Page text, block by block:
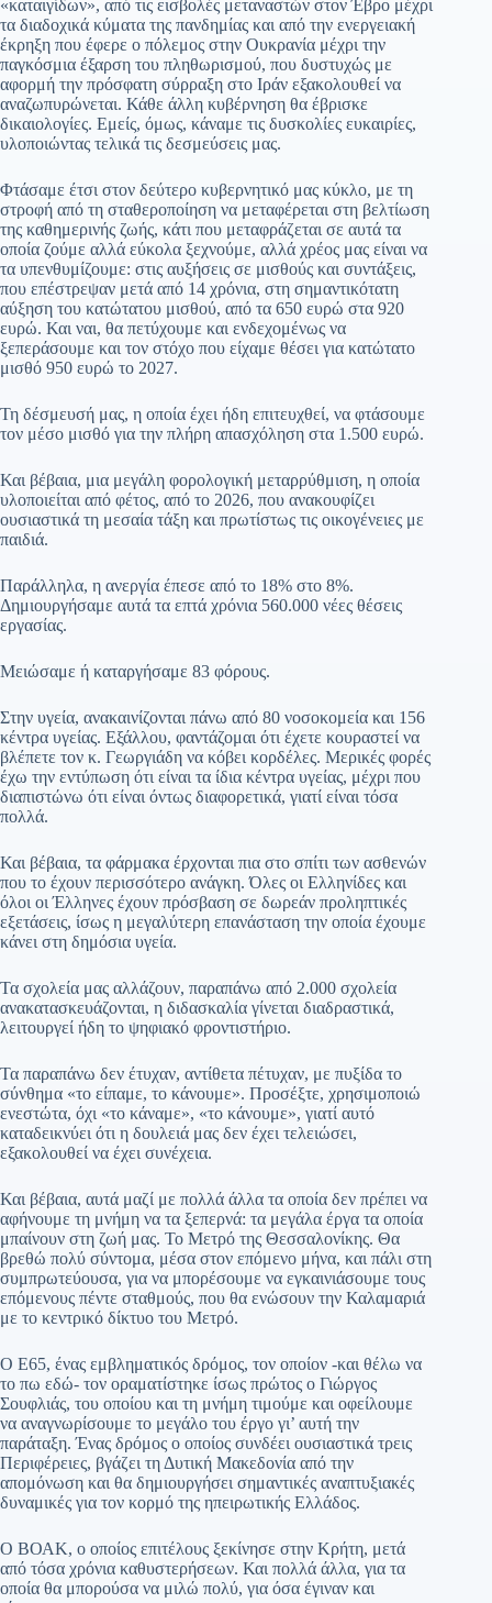
«καταιγίδων», από τις εισβολές μεταναστών στον Έβρο μέχρι
τα διαδοχικά κύματα της πανδημίας και από την ενεργειακή
έκρηξη που έφερε ο πόλεμος στην Ουκρανία μέχρι την
παγκόσμια έξαρση του πληθωρισμού, που δυστυχώς με
αφορμή την πρόσφατη σύρραξη στο Ιράν εξακολουθεί να
αναζωπυρώνεται. Κάθε άλλη κυβέρνηση θα έβρισκε
δικαιολογίες. Εμείς, όμως, κάναμε τις δυσκολίες ευκαιρίες,
υλοποιώντας τελικά τις δεσμεύσεις μας.
Φτάσαμε έτσι στον δεύτερο κυβερνητικό μας κύκλο, με τη
στροφή από τη σταθεροποίηση να μεταφέρεται στη βελτίωση
της καθημερινής ζωής, κάτι που μεταφράζεται σε αυτά τα
οποία ζούμε αλλά εύκολα ξεχνούμε, αλλά χρέος μας είναι να
τα υπενθυμίζουμε: στις αυξήσεις σε μισθούς και συντάξεις,
που επέστρεψαν μετά από 14 χρόνια, στη σημαντικότατη
αύξηση του κατώτατου μισθού, από τα 650 ευρώ στα 920
ευρώ. Και ναι, θα πετύχουμε και ενδεχομένως να
ξεπεράσουμε και τον στόχο που είχαμε θέσει για κατώτατο
μισθό 950 ευρώ το 2027.
Τη δέσμευσή μας, η οποία έχει ήδη επιτευχθεί, να φτάσουμε
τον μέσο μισθό για την πλήρη απασχόληση στα 1.500 ευρώ.
Και βέβαια, μια μεγάλη φορολογική μεταρρύθμιση, η οποία
υλοποιείται από φέτος, από το 2026, που ανακουφίζει
ουσιαστικά τη μεσαία τάξη και πρωτίστως τις οικογένειες με
παιδιά.
Παράλληλα, η ανεργία έπεσε από το 18% στο 8%.
Δημιουργήσαμε αυτά τα επτά χρόνια 560.000 νέες θέσεις
εργασίας.
Μειώσαμε ή καταργήσαμε 83 φόρους.
Στην υγεία, ανακαινίζονται πάνω από 80 νοσοκομεία και 156
κέντρα υγείας. Εξάλλου, φαντάζομαι ότι έχετε κουραστεί να
βλέπετε τον κ. Γεωργιάδη να κόβει κορδέλες. Μερικές φορές
έχω την εντύπωση ότι είναι τα ίδια κέντρα υγείας, μέχρι που
διαπιστώνω ότι είναι όντως διαφορετικά, γιατί είναι τόσα
πολλά.
Και βέβαια, τα φάρμακα έρχονται πια στο σπίτι των ασθενών
που το έχουν περισσότερο ανάγκη. Όλες οι Ελληνίδες και
όλοι οι Έλληνες έχουν πρόσβαση σε δωρεάν προληπτικές
εξετάσεις, ίσως η μεγαλύτερη επανάσταση την οποία έχουμε
κάνει στη δημόσια υγεία.
Τα σχολεία μας αλλάζουν, παραπάνω από 2.000 σχολεία
ανακατασκευάζονται, η διδασκαλία γίνεται διαδραστικά,
λειτουργεί ήδη το ψηφιακό φροντιστήριο.
Τα παραπάνω δεν έτυχαν, αντίθετα πέτυχαν, με πυξίδα το
σύνθημα «το είπαμε, το κάνουμε». Προσέξτε, χρησιμοποιώ
ενεστώτα, όχι «το κάναμε», «το κάνουμε», γιατί αυτό
καταδεικνύει ότι η δουλειά μας δεν έχει τελειώσει,
εξακολουθεί να έχει συνέχεια.
Και βέβαια, αυτά μαζί με πολλά άλλα τα οποία δεν πρέπει να
αφήνουμε τη μνήμη να τα ξεπερνά: τα μεγάλα έργα τα οποία
μπαίνουν στη ζωή μας. Το Μετρό της Θεσσαλονίκης. Θα
βρεθώ πολύ σύντομα, μέσα στον επόμενο μήνα, και πάλι στη
συμπρωτεύουσα, για να μπορέσουμε να εγκαινιάσουμε τους
επόμενους πέντε σταθμούς, που θα ενώσουν την Καλαμαριά
με το κεντρικό δίκτυο του Μετρό.
Ο Ε65, ένας εμβληματικός δρόμος, τον οποίον -και θέλω να
το πω εδώ- τον οραματίστηκε ίσως πρώτος ο Γιώργος
Σουφλιάς, του οποίου και τη μνήμη τιμούμε και οφείλουμε
να αναγνωρίσουμε το μεγάλο του έργο γι’ αυτή την
παράταξη. Ένας δρόμος ο οποίος συνδέει ουσιαστικά τρεις
Περιφέρειες, βγάζει τη Δυτική Μακεδονία από την
απομόνωση και θα δημιουργήσει σημαντικές αναπτυξιακές
δυναμικές για τον κορμό της ηπειρωτικής Ελλάδος.
Ο ΒΟΑΚ, ο οποίος επιτέλους ξεκίνησε στην Κρήτη, μετά
από τόσα χρόνια καθυστερήσεων. Και πολλά άλλα, για τα
οποία θα μπορούσα να μιλώ πολύ, για όσα έγιναν και